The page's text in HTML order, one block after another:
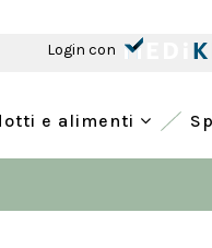
Login con
e alimenti